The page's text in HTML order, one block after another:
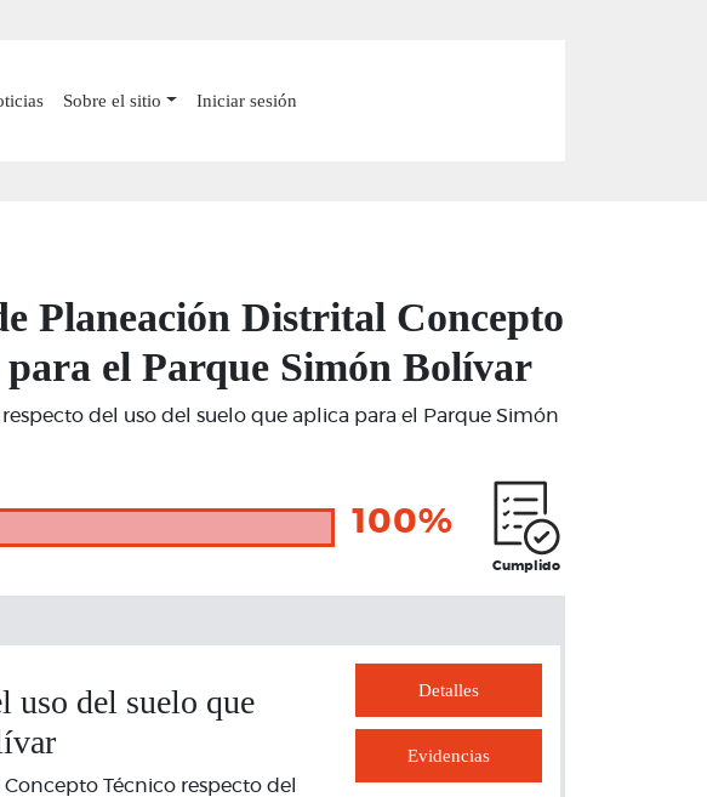
Sobre el sitio Iniciar sesión
Planeación Distrital Concepto
para el Parque Simón Bolívar
del uso del suelo que aplica para el Parque Simón
100%
Cumplido
uso del suelo que
Técnico respecto del
Detalles
Evidencias